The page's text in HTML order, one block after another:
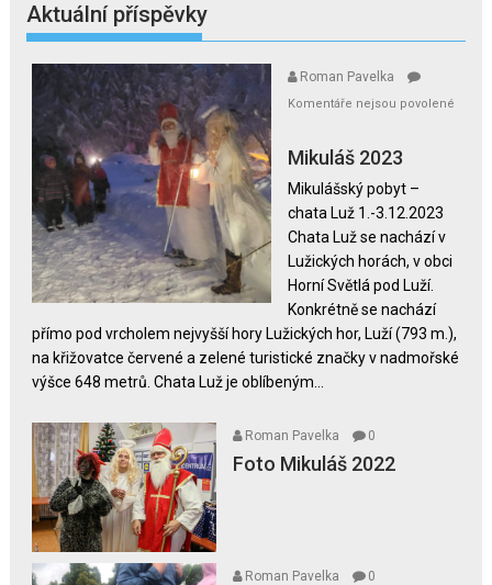
Aktuální příspěvky
Roman Pavelka
Komentáře nejsou povolené
textu
názvem
Mikuláš
2023
Mikuláš 2023
Mikulášský pobyt –
chata Luž 1.-3.12.2023
Chata Luž se nachází v
Lužických horách, v obci
Horní Světlá pod Luží.
Konkrétně se nachází
přímo pod vrcholem nejvyšší hory Lužických hor, Luží (793 m.),
na křižovatce červené a zelené turistické značky v nadmořské
výšce 648 metrů. Chata Luž je oblíbeným...
Roman Pavelka 0
Foto Mikuláš 2022
Roman Pavelka 0